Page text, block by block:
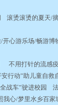
滚烫滚烫的夏天/
心游乐场/畅游
不用打针的流感
行动”助儿童自
战车”驶进校园
我心/梦里水乡百